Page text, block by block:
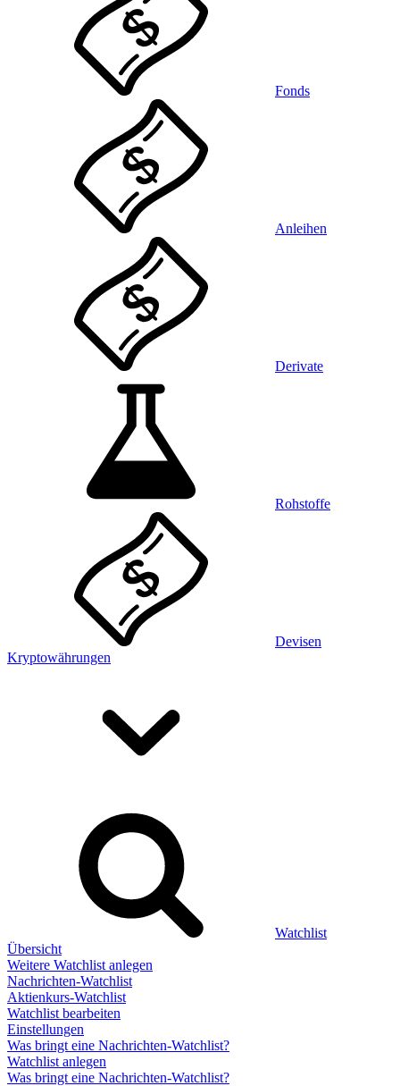
Fonds
Anleihen
Derivate
Rohstoffe
Devisen
Kryptowährungen
Watchlist
Übersicht
Weitere Watchlist anlegen
Nachrichten-Watchlist
Aktienkurs-Watchlist
Watchlist bearbeiten
Einstellungen
Was bringt eine Nachrichten-Watchlist?
Watchlist anlegen
Was bringt eine Nachrichten-Watchlist?